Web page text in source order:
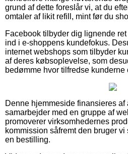
grund af dette foreslår vi, at du
omtaler af likit refill, mint før du
Facebook tilbyder dig lignende
ind i e-shoppens kundefokus.
internet webshops som tilbyder
af deres købsoplevelse, som
bedømme hvor tilfredse kunderne
Denne hjemmeside finansieres af
samarbejder med en gruppe af
promoverer virksomhedernes
kommission såfremt den bruger
en bestilling.